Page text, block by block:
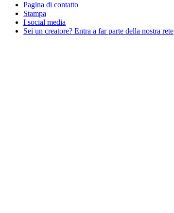
Pagina di contatto
Stampa
I social media
Sei un creatore? Entra a far parte della nostra rete